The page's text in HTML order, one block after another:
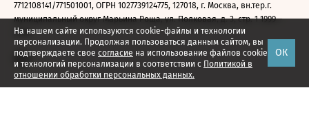
На нашем сайте используются cookie-файлы и технологии
персонализации. Продолжая пользоваться данным сайтом, вы
подтверждаете свое согласие на использование файлов cookie
и технологий персонализации в соответствии с Политикой в
отношении обработки персональных данных.
ОК
7712108141/771501001, ОГРН 1027739124775, 127018, г. Москва, вн.тер.г.
муниципальный округ Марьина Роща, ул. Полковая, д. 3, стр. 1 1999—
2026